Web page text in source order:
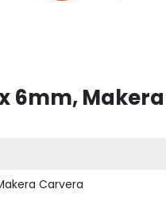
6mm,
Carvera